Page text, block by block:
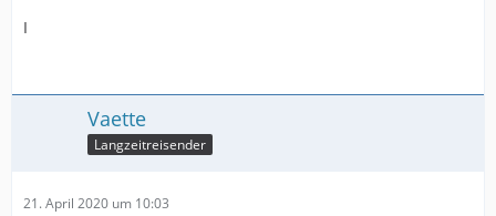
I
Vaette
Langzeitreisender
21. April 2020 um 10:03